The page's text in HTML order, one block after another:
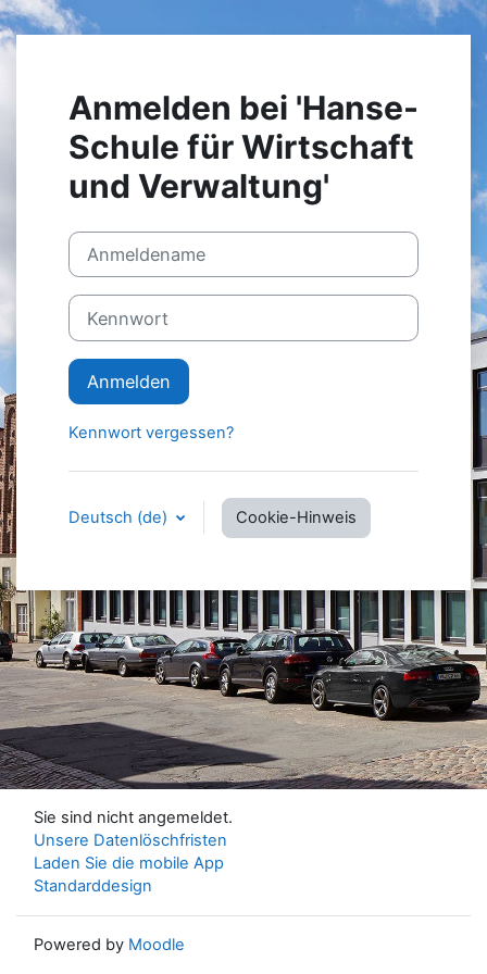
Zum Hauptinhalt
Anmelden bei 'Hanse-
Schule für Wirtschaft
und Verwaltung'
Anmeldename
Kennwort
Anmelden
Kennwort vergessen?
Deutsch ‎(de)‎ Cookie-Hinweis
Sie sind nicht angemeldet.
Unsere Datenlöschfristen
Laden Sie die mobile App
Standarddesign
Powered by Moodle